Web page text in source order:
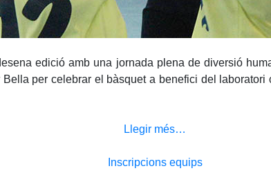
edició amb una jornada plena de diversió
per celebrar el bàsquet a benefici del
Llegir més…
Inscripcions equips